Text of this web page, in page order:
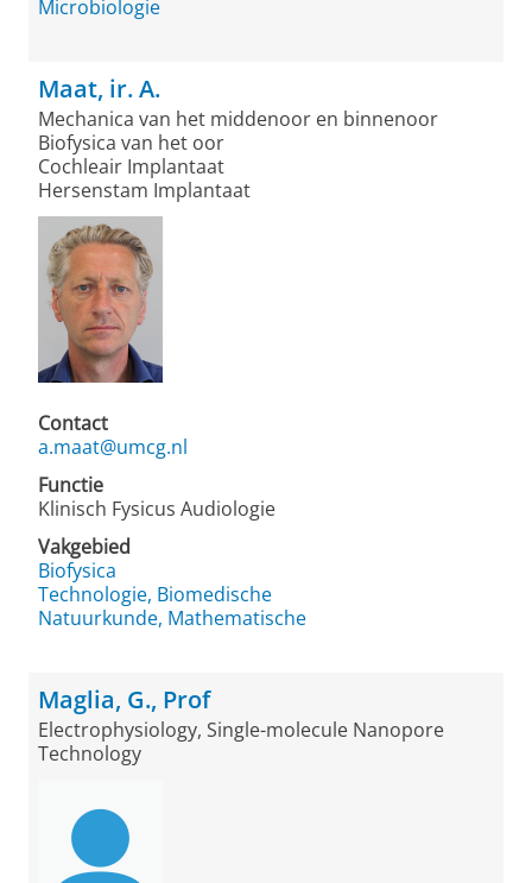
Microbiologie
Maat, ir. A.
Mechanica van het middenoor en binnenoor
Biofysica van het oor
Cochleair Implantaat
Hersenstam Implantaat
Contact
a.maat@umcg.nl
Functie
Klinisch Fysicus Audiologie
Vakgebied
Biofysica
Technologie, Biomedische
Natuurkunde, Mathematische
Maglia, G., Prof
Electrophysiology, Single-molecule Nanopore
Technology